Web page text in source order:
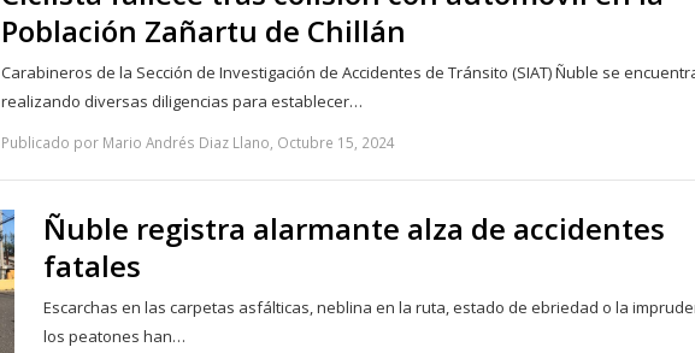
Población Zañartu de Chillán
Carabineros de la Sección de Investigación de Accidentes de Tránsito (SIAT) Ñuble se
realizando diversas diligencias para establecer…
Publicado por Mario Andrés Diaz Llano, Octubre 15, 2024
Ñuble registra alarmante alza de accidentes
fatales
Escarchas en las carpetas asfálticas, neblina en la ruta, estado de ebriedad o la
los peatones han…